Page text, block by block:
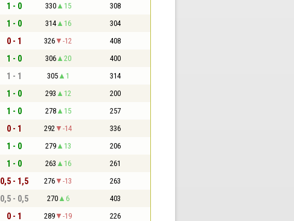
1 - 0 330 15 308
1 - 0 314 16 304
0 - 1 326 -12 408
1 - 0 306 20 400
1 - 1 305 1 314
1 - 0 293 12 200
1 - 0 278 15 257
0 - 1 292 -14 336
1 - 0 279 13 206
1 - 0 263 16 261
0,5 - 1,5 276 -13 263
0,5 - 0,5 270 6 403
0 - 1 289 -19 226